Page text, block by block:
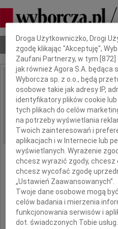
Nekrologi Odeszli Poradnik
IMIĘ I NAZWISKO:
REGION: Płock
DATA EMISJI: 10.06.2009
Dbamy o Twoją prywatność
Droga Użytkowniczko, Drogi
zgodę klikając "Akceptuję",
Zaufani Partnerzy, w tym [872
jak również Agora S.A. będąca
Wyborcza sp. z o.o., będą
osobowe takie jak adresy IP,
identyfikatory plików cookie
tych plikach do celów
na potrzeby wyświetlania
Twoich zainteresowań i
aplikacjach i w Internecie lub
wyświetlanych. Wyrażenie
chcesz wyrazić zgody, chcesz
chcesz wycofać zgodę
„Ustawień Zaawansowanych”.
Twoje dane osobowe mogą
celów badania i mierzenia
funkcjonowania serwisów i
dot. świadczonych Tobie